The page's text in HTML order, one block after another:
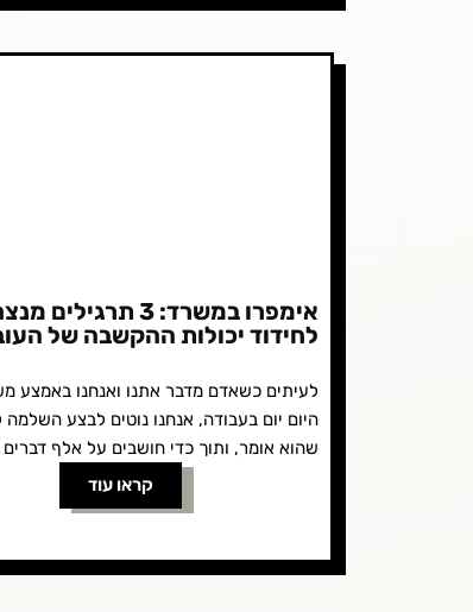
אימפרו במשרד: 3 תרגילים
לחידוד יכולות ההקשבה של
לעיתים כשאדם מדבר אתנו ואנחנו באמצע
היום יום בעבודה, אנחנו נוטים לבצע
שהוא אומר, ותוך כדי חושבים על אלף
ורק מחכים שהוא יסיים...קראו עוד